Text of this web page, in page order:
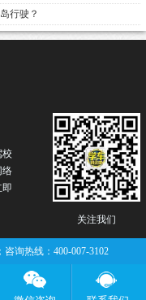
行驶？
关注我们
校
络
询热线：400-007-3102